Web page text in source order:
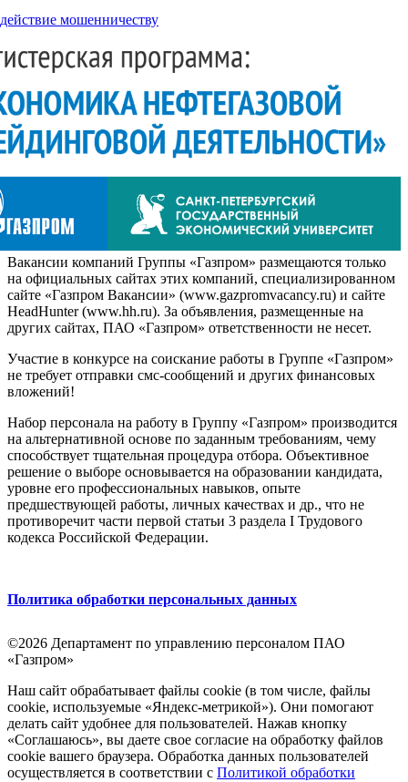
мошенничеству
Вакансии компаний Группы «Газпром» размещаются только
на официальных сайтах этих компаний, специализированном
сайте «Газпром Вакансии» (www.gazpromvacancy.ru) и сайте
HeadHunter (www.hh.ru). За объявления, размещенные на
других сайтах, ПАО «Газпром» ответственности не несет.
Участие в конкурсе на соискание работы в Группе «Газпром»
не требует отправки смс-сообщений и других финансовых
вложений!
Набор персонала на работу в Группу «Газпром» производится
на альтернативной основе по заданным требованиям, чему
способствует тщательная процедура отбора. Объективное
решение о выборе основывается на образовании кандидата,
уровне его профессиональных навыков, опыте
предшествующей работы, личных качествах и др., что не
противоречит части первой статьи 3 раздела I Трудового
кодекса Российской Федерации.
Политика обработки персональных данных
©2026 Департамент по управлению персоналом ПАО
«Газпром»
Наш сайт обрабатывает файлы cookie (в том числе, файлы
cookie, используемые «Яндекс-метрикой»). Они помогают
делать сайт удобнее для пользователей. Нажав кнопку
«Соглашаюсь», вы даете свое согласие на обработку файлов
cookie вашего браузера. Обработка данных пользователей
осуществляется в соответствии с Политикой обработки